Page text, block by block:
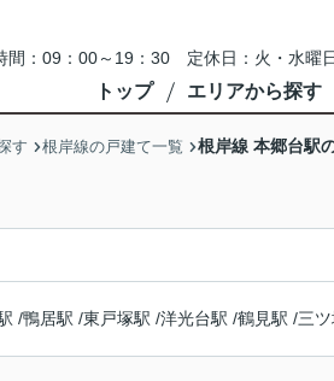
間：09：00～19：30 定休日：火・水曜
トップ エリアから探す
す 根岸線の戸建て一覧 根岸線 本郷台駅
/鴨居駅 /東戸塚駅 /洋光台駅 /鶴見駅 /三